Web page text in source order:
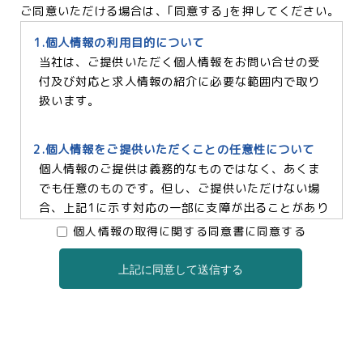
ご同意いただける場合は、｢同意する｣を押してください。
1.個人情報の利用目的について
当社は、ご提供いただく個人情報をお問い合せの受
付及び対応と求人情報の紹介に必要な範囲内で取り
扱います。
2.個人情報をご提供いただくことの任意性について
個人情報のご提供は義務的なものではなく、あくま
でも任意のものです。但し、ご提供いただけない場
合、上記1に示す対応の一部に支障が出ることがあり
ますので、予めご了承ください。
3.個人情報の提供及び委託について
個人情報の取得に関する同意書に同意する
上記に同意して送信する